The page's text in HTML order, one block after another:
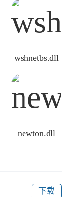
wshnetbs.dll
newton.dll
下载